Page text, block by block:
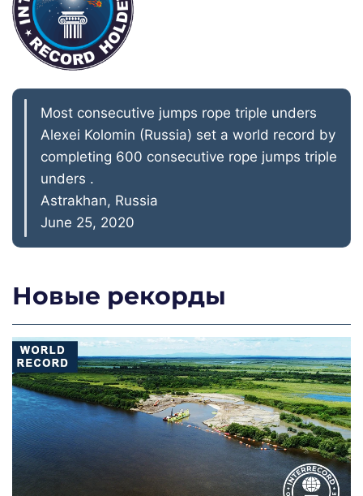
Most consecutive jumps rope triple unders
Alexei Kolomin (Russia) set a world record by
completing 600 consecutive rope jumps triple
unders .
Astrakhan, Russia
June 25, 2020
Новые рекорды